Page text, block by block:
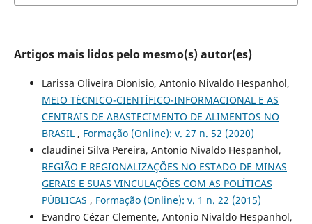
Artigos mais lidos pelo mesmo(s) autor(es)
Larissa Oliveira Dionisio, Antonio Nivaldo Hespanhol,
MEIO TÉCNICO-CIENTÍFICO-INFORMACIONAL E AS
CENTRAIS DE ABASTECIMENTO DE ALIMENTOS NO
BRASIL , Formação (Online): v. 27 n. 52 (2020)
claudinei Silva Pereira, Antonio Nivaldo Hespanhol,
REGIÃO E REGIONALIZAÇÕES NO ESTADO DE MINAS
GERAIS E SUAS VINCULAÇÕES COM AS POLÍTICAS
PÚBLICAS , Formação (Online): v. 1 n. 22 (2015)
Evandro Cézar Clemente, Antonio Nivaldo Hespanhol,